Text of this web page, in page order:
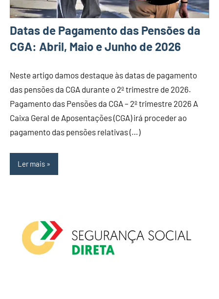
Datas de Pagamento das Pensões da
CGA: Abril, Maio e Junho de 2026
Neste artigo damos destaque às datas de pagamento
das pensões da CGA durante o 2º trimestre de 2026.
Pagamento das Pensões da CGA – 2º trimestre 2026 A
Caixa Geral de Aposentações (CGA) irá proceder ao
pagamento das pensões relativas (…)
Ler mais